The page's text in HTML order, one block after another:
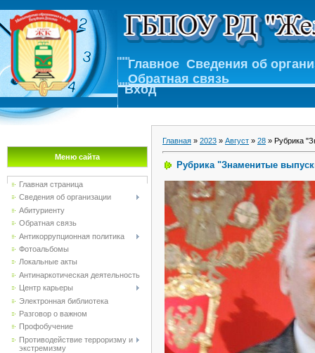
Главное Сведения об
Обратная связь
Вход
Меню сайта
Главная страница
Сведения об организации
Абитуриенту
Обратная связь
Антикоррупционная политика
Фотоальбомы
Локальные акты
Антинаркотическая деятельность
Центр карьеры
Электронная библиотека
Разговор о важном
Профобучение
Противодействие терроризму и
экстремизму
Главная » 2023 » Август » 28 » Рубрика
Рубрика "Знаменитые